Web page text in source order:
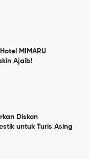
MIMARU
Ajaib!
Diskon
untuk Turis Asing